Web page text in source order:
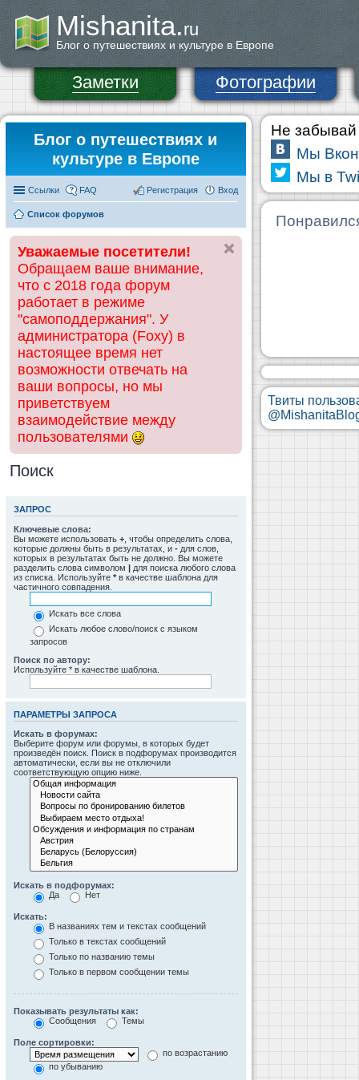
Mishanita.ru
Блог о путешествиях и культуре в Европе
Заметки Фотографии
Блог о путешествиях и
культуре в Европе
Ссылки FAQ Вход
Регистрация
Список форумов
Уважаемые посетители!
Обращаем ваше внимание,
что с 2018 года форум
работает в режиме
"самоподдержания". У
администратора (Foxy) в
настоящее время нет
возможности отвечать на
ваши вопросы, но мы
приветствуем
взаимодействие между
пользователями
Поиск
ЗАПРОС
Ключевые слова:
Вы можете использовать + , чтобы определить слова,
которые должны быть в результатах, и - для слов,
которых в результатах быть не должно. Вы можете
разделить слова символом | для поиска любого слова
из списка. Используйте * в качестве шаблона для
частичного совпадения.
Искать все слова
Искать любое слово/поиск с языком
запросов
Поиск по автору:
Используйте * в качестве шаблона.
ПАРАМЕТРЫ ЗАПРОСА
Искать в форумах:
Выберите форум или форумы, в которых будет
произведён поиск. Поиск в подфорумах производится
автоматически, если вы не отключили
соответствующую опцию ниже.
Искать в подфорумах:
Да
Нет
Искать:
В названиях тем и текстах сообщений
Только в текстах сообщений
Только по названию темы
Только в первом сообщении темы
Показывать результаты как:
Сообщения
Темы
Поле сортировки:
по возрастанию
по убыванию
Не забывай
Мы
Мы в
Твиты